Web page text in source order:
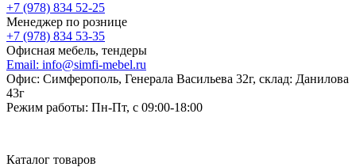
+7 (978) 834 52-25
Менеджер по рознице
+7 (978) 834 53-35
Офисная мебель, тендеры
Email: info@simfi-mebel.ru
Офис: Симферополь, Генерала Васильева 32г, склад: Данилова
43г
Режим работы: Пн-Пт, с 09:00-18:00
Каталог товаров